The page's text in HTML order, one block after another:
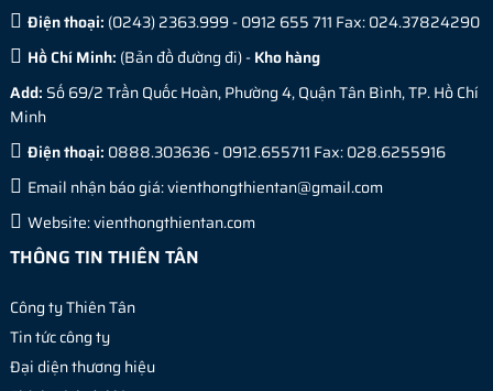
Điện thoại: (0243) 2363.999 - 0912 655 711 Fax: 024.37824290
Hồ Chí Minh: (Bản đồ đường đi) -Kho hàng
Add: Số 69/2 Trần Quốc Hoàn, Phường 4, Quận Tân Bình, TP. Hồ Chí
Minh
Điện thoại: 0888.303636 - 0912.655711 Fax: 028.6255916
Email nhận báo giá:vienthongthientan@gmail.com
Website:vienthongthientan.com
THÔNG TIN THIÊN TÂN
Công ty Thiên Tân
Tin tức công ty
Đại diện thương hiệu